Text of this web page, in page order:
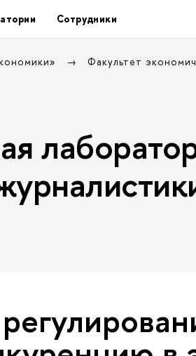
Сотрудники
Факультет